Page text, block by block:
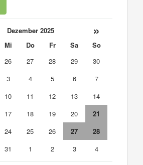
Dezember 2025 »
Mi Do Fr Sa
So
26 27 28 29
30
3 4 5 6
7
10 11 12 13
14
17 18 19 20
21
24 25 26 27
28
31 1 2 3 4